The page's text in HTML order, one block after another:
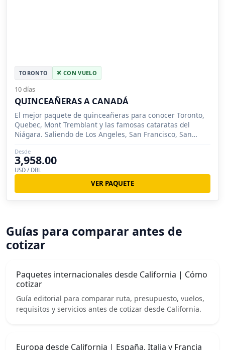
TORONTO CON VUELO
10 días
QUINCEAÑERAS A CANADÁ
El mejor paquete de quinceañeras para conocer Toronto,
Quebec, Mont Tremblant y las famosas cataratas del
Niágara. Saliendo de Los Angeles, San Francisco, San
Desde
3,958.00
USD / DBL
VER PAQUETE
Guías para comparar antes de
cotizar
Paquetes internacionales desde California | Cómo
cotizar
Guía editorial para comparar ruta, presupuesto, vuelos,
requisitos y servicios antes de cotizar desde California.
Europa desde California | España, Italia y Francia